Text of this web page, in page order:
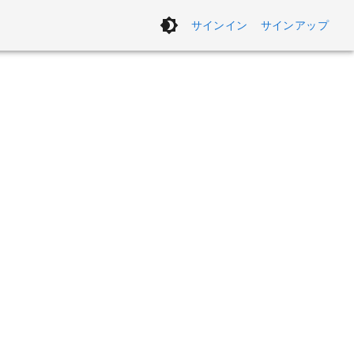
サインイン サインアップ